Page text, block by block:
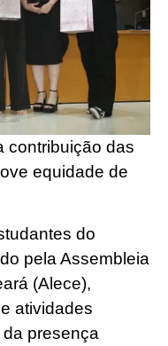
contribuição das
equidade de
do
pela Assembleia
(Alece),
atividades
presença